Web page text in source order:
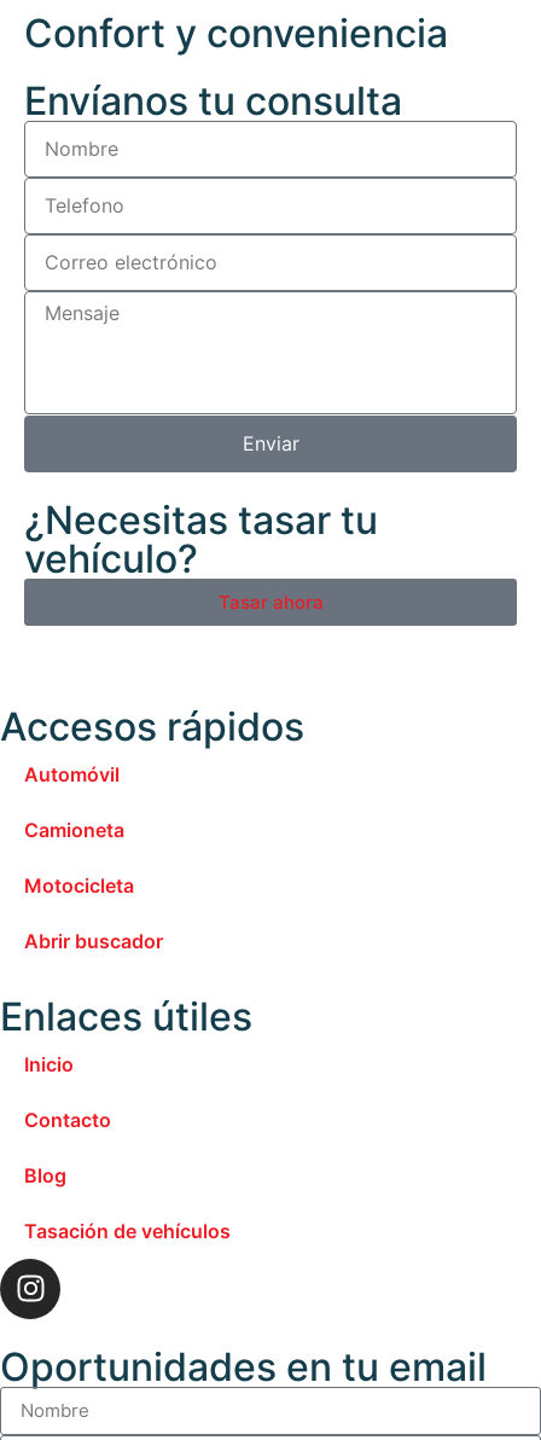
Confort y conveniencia
Envíanos tu consulta
Enviar
¿Necesitas tasar tu
vehículo?
Tasar ahora
Accesos rápidos
Automóvil
Camioneta
Motocicleta
Abrir buscador
Enlaces útiles
Inicio
Contacto
Blog
Tasación de vehículos
Oportunidades en tu email